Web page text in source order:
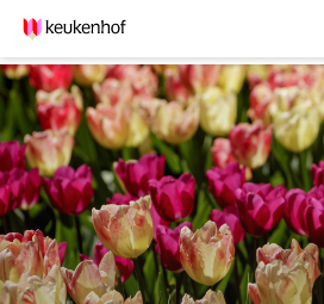
Home
Häufig gestellte Fragen